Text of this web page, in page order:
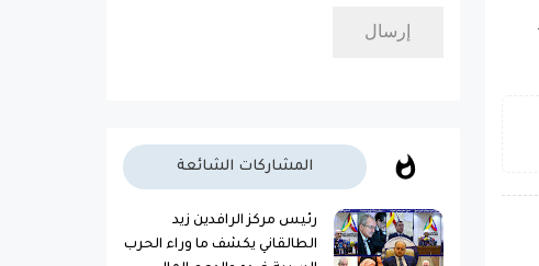
المشاركات الشائعة
رئيس مركز الرافدين زيد
الطالقاني يكشف ما وراء الحرب